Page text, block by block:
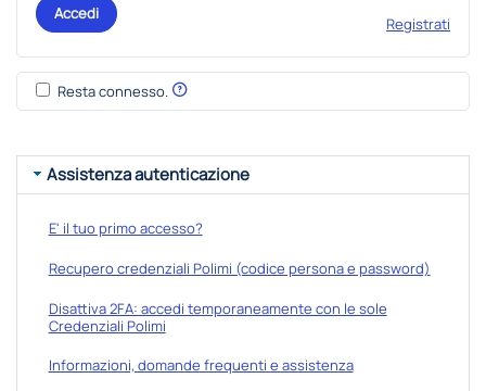
Accedi
Registrati
Resta connesso.
Assistenza autenticazione
E' il tuo primo accesso?
Recupero credenziali Polimi (codice persona e password)
Disattiva 2FA: accedi temporaneamente con le sole
Credenziali Polimi
Informazioni, domande frequenti e assistenza